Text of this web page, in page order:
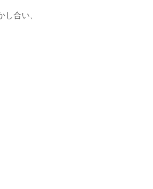
合い、